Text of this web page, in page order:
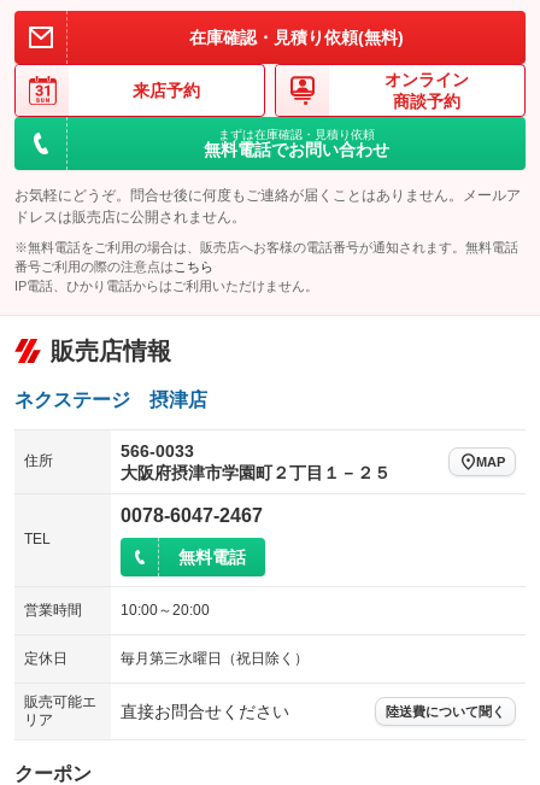
在庫確認・見積り依頼(無料)
来店予約
オンライン
商談予約
まずは在庫確認・見積り依頼
無料電話でお問い合わせ
お気軽にどうぞ。問合せ後に何度もご連絡が届くことはありません。メールア
ドレスは販売店に公開されません。
※無料電話をご利用の場合は、販売店へお客様の電話番号が通知されます。無料電話
番号ご利用の際の注意点は こちら
IP電話、ひかり電話からはご利用いただけません。
販売店情報
ネクステージ 摂津店
住所
566-0033
大阪府摂津市学園町２丁目１－２５
MAP
TEL
0078-6047-2467
無料電話
営業時間 10:00～20:00
定休日 毎月第三水曜日（祝日除く）
販売可能エ
リア
直接お問合せください 陸送費について聞く
クーポン